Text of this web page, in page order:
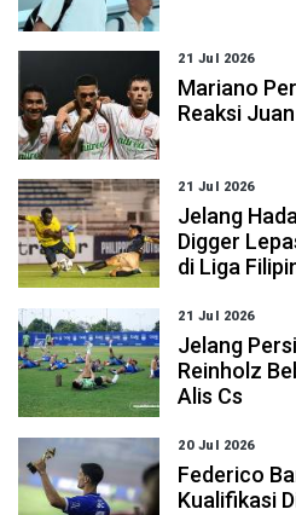
21 Jul 2026
Mariano
Reaksi
21 Jul 2026
Jelang
Digger
di Liga
21 Jul 2026
Jelang
Reinholz
Alis Cs
20 Jul 2026
Federico
Kualifikasi